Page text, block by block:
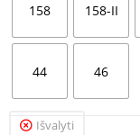
158 158-II
44 46
Išvalyti